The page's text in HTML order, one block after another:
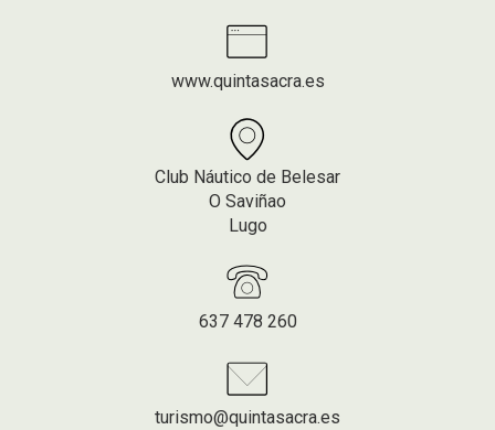
www.quintasacra.es
Club Náutico de Belesar
O Saviñao
Lugo
637 478 260
turismo@quintasacra.es